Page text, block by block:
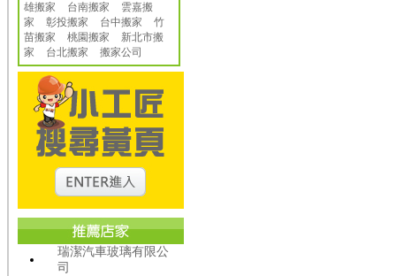
雄搬家
台南搬家
雲嘉搬
家
彰投搬家 台中搬家
竹
苗搬家
桃園搬家
新北市搬
家
台北搬家 搬家公司
瑞潔汽車玻璃有限公
司